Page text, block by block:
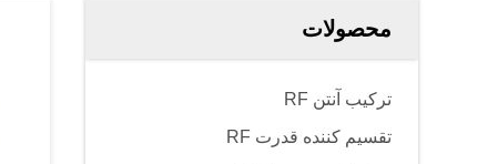
محصولات
ترکیب آنتن RF
تقسیم کننده قدرت RF